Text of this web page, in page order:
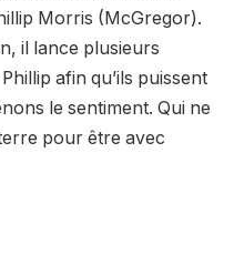
Morris (McGregor).
il lance plusieurs
afin qu’ils puissent
le sentiment. Qui ne
pour être avec